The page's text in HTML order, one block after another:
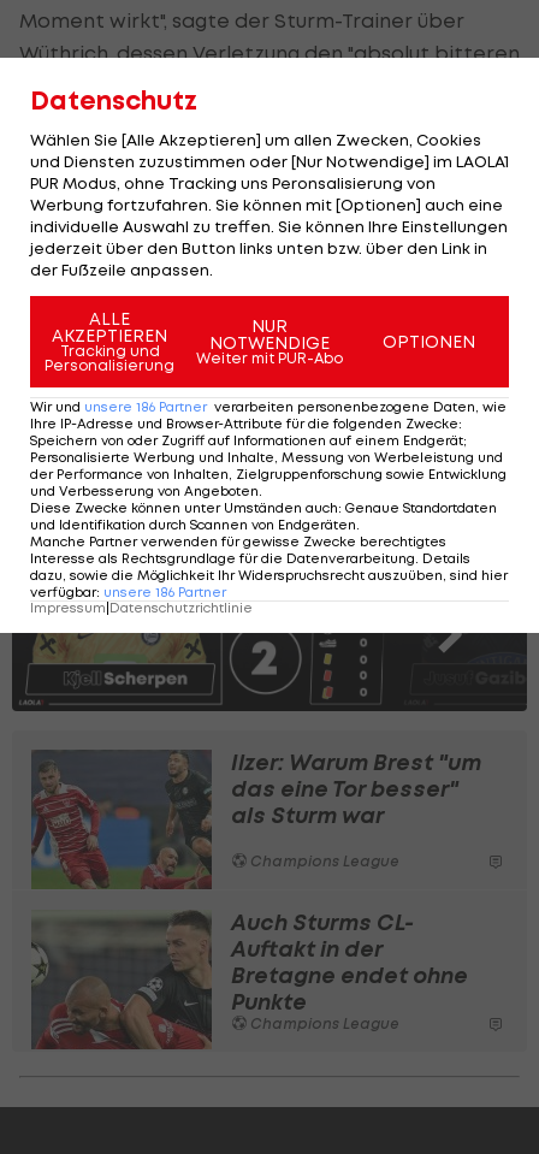
Moment wirkt", sagte der Sturm-Trainer über
Wüthrich, dessen Verletzung den "absolut bitteren
Abend" überschattete.
"Jetzt müssen wir die Daumen drücken, dass beim
Gregy alles passt", meinte auchJusuf Gazibegovic
nach der "schlimmsten Nachricht des Tages".
CL-Einzelkritik zu Stade Brest gegen
Sturm Graz
SLIDESHOW
STARTEN
Ilzer: Warum Brest "um
das eine Tor besser"
als Sturm war
Champions League
Auch Sturms CL-
Auftakt in der
Bretagne endet ohne
Punkte
Champions League
Datenschutz
Wählen Sie [Alle Akzeptieren] um allen Zwecken, Cookies
und Diensten zuzustimmen oder [Nur Notwendige] im LAOLA1
PUR Modus, ohne Tracking uns Peronsalisierung von
Werbung fortzufahren. Sie können mit [Optionen] auch eine
individuelle Auswahl zu treffen. Sie können Ihre Einstellungen
jederzeit über den Button links unten bzw. über den Link in
der Fußzeile anpassen.
ALLE
AKZEPTIEREN
Tracking und
Personalisierung
NUR
NOTWENDIGE
Weiter mit PUR-Abo
OPTIONEN
Wir und unsere 186 Partner verarbeiten personenbezogene Daten, wie
Ihre IP-Adresse und Browser-Attribute für die folgenden Zwecke:
Speichern von oder Zugriff auf Informationen auf einem Endgerät;
Personalisierte Werbung und Inhalte, Messung von Werbeleistung und
der Performance von Inhalten, Zielgruppenforschung sowie Entwicklung
und Verbesserung von Angeboten.
Diese Zwecke können unter Umständen auch: Genaue Standortdaten
und Identifikation durch Scannen von Endgeräten.
Manche Partner verwenden für gewisse Zwecke berechtigtes
Interesse als Rechtsgrundlage für die Datenverarbeitung. Details
dazu, sowie die Möglichkeit Ihr Widerspruchsrecht auszuüben, sind hier
verfügbar: unsere 186 Partner
Impressum Datenschutzrichtlinie